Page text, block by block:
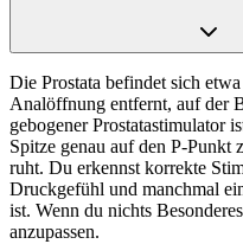
Die Prostata befindet sich
Analöffnung entfernt, auf der
gebogener Prostatastimulator
Spitze genau auf den P-Punkt
ruht. Du erkennst korrekte
Druckgefühl und manchmal
ist. Wenn du nichts
anzupassen.